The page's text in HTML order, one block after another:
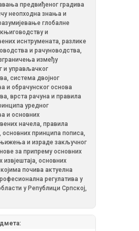
предвиђеног градива
неопходна знања и
глобалне
и
иснтрумената, разлике
и рачуноводства,
између
и управљачког
система двојног
и обрачунског основа
врста рачуна и правила
уредног
и основних
начела, правила
принципа пописа,
и израде закључног
за припрему основних
извјештаја, основних
почива актуелна
регулатива у
у Републици Српској,